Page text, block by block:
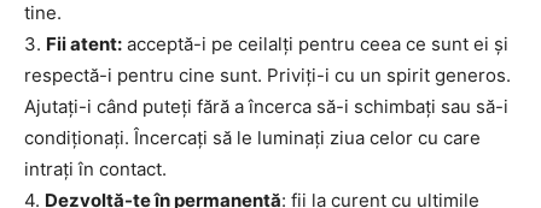
tine.
3. Fii atent: acceptă-i pe ceilalţi pentru ceea ce sunt ei şi
respectă-i pentru cine sunt. Priviţi-i cu un spirit generos.
Ajutaţi-i când puteţi fără a încerca să-i schimbaţi sau să-i
condiţionaţi. Încercaţi să le luminaţi ziua celor cu care
intraţi în contact.
4. Dezvoltă-te în permanentă: fii la curent cu ultimile